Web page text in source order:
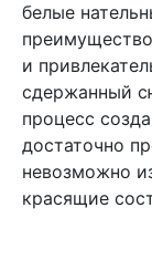
белые
и
сдержанный
процесс
достаточно
невозможно
красящие